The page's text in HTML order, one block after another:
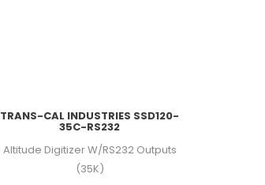
TRANS-CAL INDUSTRIES SSD120-
35C-RS232
Altitude Digitizer W/RS232 Outputs
(35K)